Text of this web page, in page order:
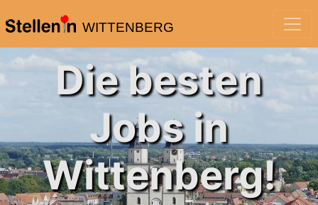
WITTENBERG
Die besten
Jobs in
Wittenberg!